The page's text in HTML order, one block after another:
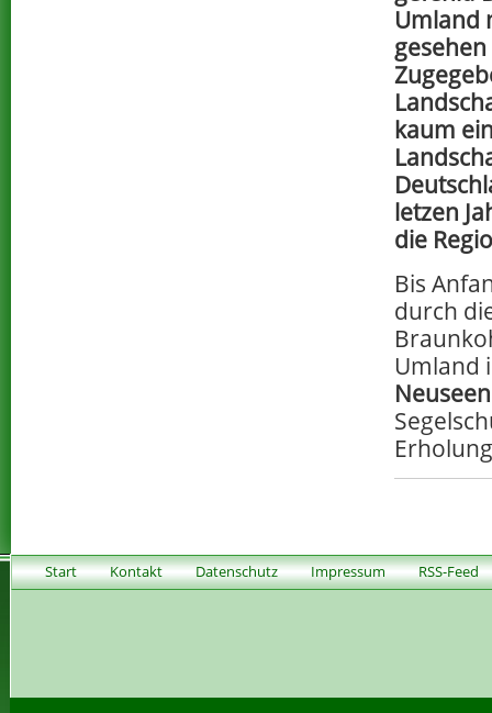
Umland
kaum
letzen
die
Bis
durch
Umland
Start Kontakt Datenschutz Impressum RSS-Feed